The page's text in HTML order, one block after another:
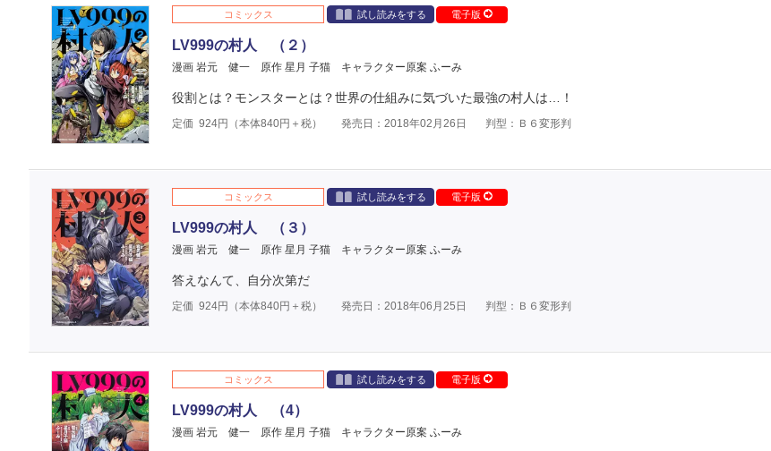
コミックス 試し読みをする 電子版
LV999の村人 （２）
漫画 岩元 健一 原作 星月 子猫 キャラクター原案 ふーみ
役割とは？モンスターとは？世界の仕組みに気づいた最強の村人は…！
定価 924円（本体840円＋税） 発売日：2018年02月26日 判型：Ｂ６変形判
コミックス 試し読みをする 電子版
LV999の村人 （３）
漫画 岩元 健一 原作 星月 子猫 キャラクター原案 ふーみ
答えなんて、自分次第だ
定価 924円（本体840円＋税） 発売日：2018年06月25日 判型：Ｂ６変形判
コミックス 試し読みをする 電子版
LV999の村人 （4）
漫画 岩元 健一 原作 星月 子猫 キャラクター原案 ふーみ